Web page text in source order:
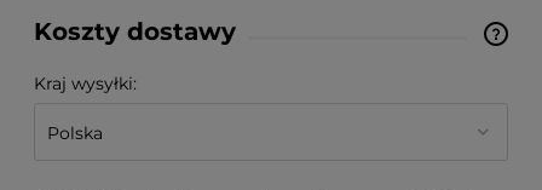
Koszty dostawy
Cena nie zawiera ewentualnych kosztów płatności
Kraj wysyłki: